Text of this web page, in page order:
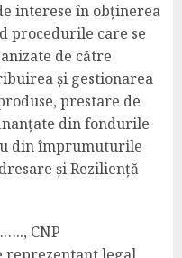
interese în obținerea
procedurile care se
de către
și gestionarea
prestare de
din fondurile
din împrumuturile
și Reziliență
CNP